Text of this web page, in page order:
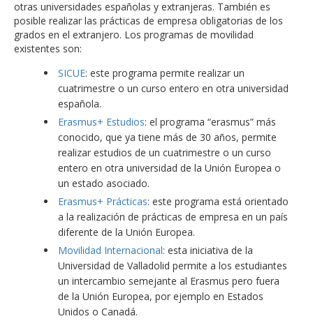
otras universidades españolas y extranjeras. También es
posible realizar las prácticas de empresa obligatorias de los
grados en el extranjero. Los programas de movilidad
existentes son:
SICUE: este programa permite realizar un
cuatrimestre o un curso entero en otra universidad
española.
Erasmus+ Estudios: el programa “erasmus” más
conocido, que ya tiene más de 30 años, permite
realizar estudios de un cuatrimestre o un curso
entero en otra universidad de la Unión Europea o
un estado asociado.
Erasmus+ Prácticas: este programa está orientado
a la realización de prácticas de empresa en un país
diferente de la Unión Europea.
Movilidad Internacional: esta iniciativa de la
Universidad de Valladolid permite a los estudiantes
un intercambio semejante al Erasmus pero fuera
de la Unión Europea, por ejemplo en Estados
Unidos o Canadá.